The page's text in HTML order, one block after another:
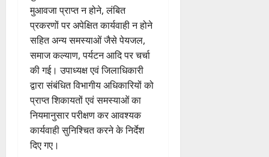
मुआवजा प्राप्त न होने, लंबित
प्रकरणों पर अपेक्षित कार्यवाही न होने
सहित अन्य समस्याओं जैसे पेयजल,
समाज कल्याण, पर्यटन आदि पर चर्चा
की गई। उपाध्यक्ष एवं जिलाधिकारी
द्वारा संबंधित विभागीय अधिकारियों को
प्राप्त शिकायतों एवं समस्याओं का
नियमानुसार परीक्षण कर आवश्यक
कार्यवाही सुनिश्चित करने के निर्देश
दिए गए।